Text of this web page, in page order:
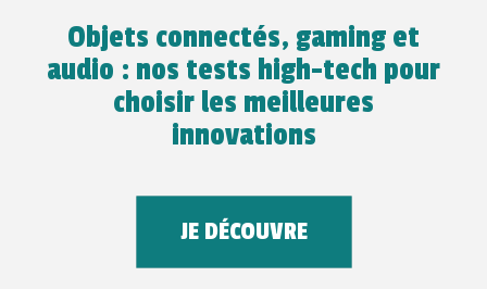
Objets connectés, gaming et
audio : nos tests high-tech pour
choisir les meilleures
innovations
JE DÉCOUVRE